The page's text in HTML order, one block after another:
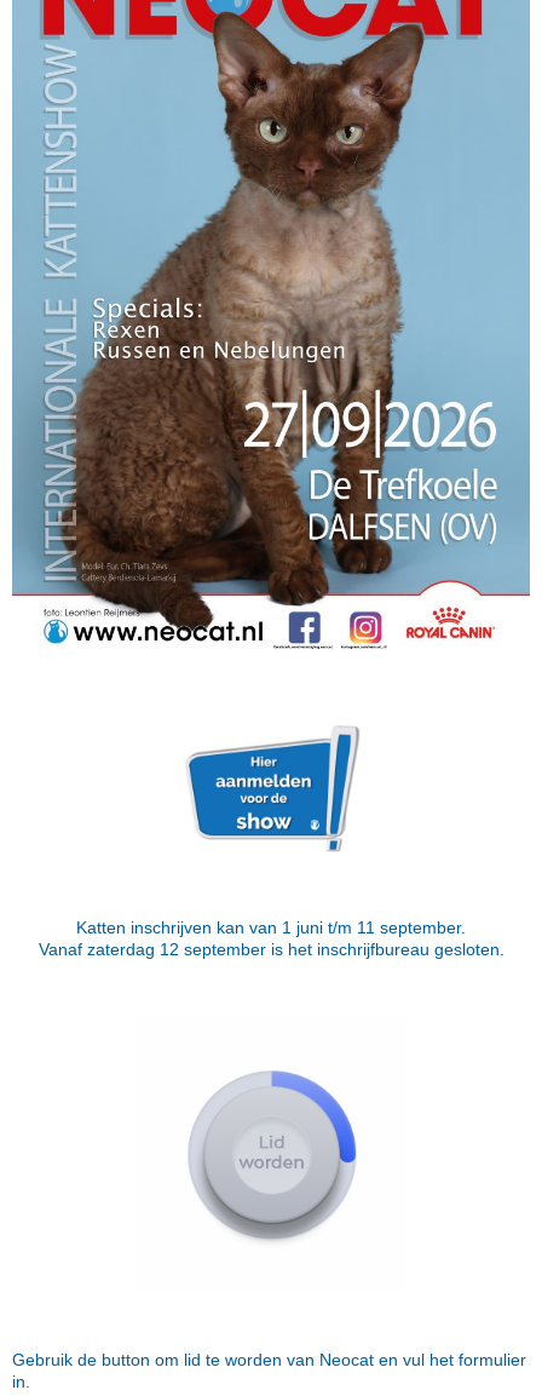
Katten inschrijven kan van 1 juni t/m 11 september.
Vanaf zaterdag 12 september is het inschrijfbureau gesloten.
Gebruik de button om lid te worden van Neocat en vul het formulier
in.